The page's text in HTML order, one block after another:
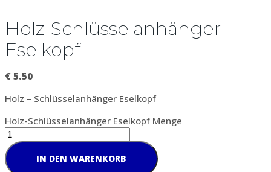
Holz-Schlüsselanhänger
Eselkopf
€ 5.50
Holz – Schlüsselanhänger Eselkopf
Holz-Schlüsselanhänger Eselkopf Menge
IN DEN WARENKORB